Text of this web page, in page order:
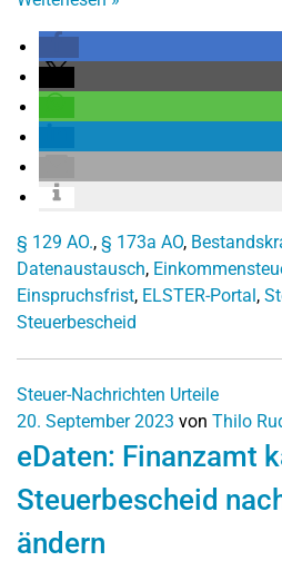
§ 129 AO., § 173a AO,
Datenaustausch,
Einspruchsfrist, ELSTER-Portal,
Steuerbescheid
Steuer-Nachrichten Urteile
20. September 2023 von Thilo
eDaten: Finanzamt
Steuerbescheid
ändern